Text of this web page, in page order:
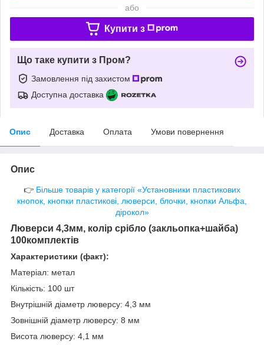
або
Купити з
Що таке купити з Пром?
Замовлення під захистом
Доступна доставка
Опис Доставка Оплата Умови повернення
Опис
👉 Більше товарів у категорії «Установники пластикових
кнопок, кнопки пластикові, люверси, блочки, кнопки Альфа,
дірокол»
Люверси 4,3мм, колір срібло (закльопка+шайба)
100комплектів
Характеристики (факт):
Матеріал: метал
Кількість: 100 шт
Внутрішній діаметр люверсу: 4,3 мм
Зовнішній діаметр люверсу: 8 мм
Висота люверсу: 4,1 мм